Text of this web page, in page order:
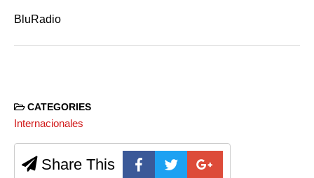
BluRadio
CATEGORIES
Internacionales
Share This